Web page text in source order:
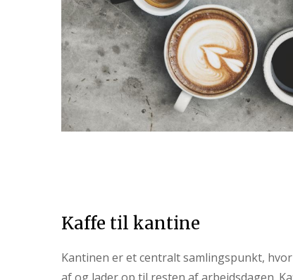
Kaffe til kantine
Kantinen er et centralt samlingspunkt,